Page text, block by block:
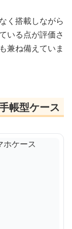
く搭載しながら
いる点が評価さ
兼ね備えていま
帳型ケース